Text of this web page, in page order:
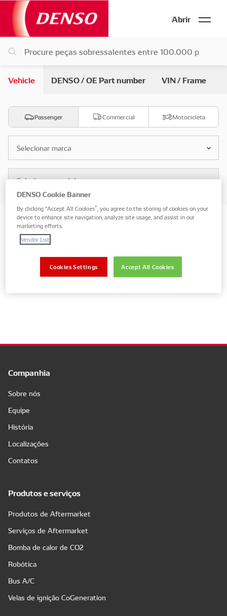
Abrir
Vehicle DENSO / OE Part number VIN / Frame
Passenger Commercial Motocicleta
Selecionar marca
Selecione o modelo
Search by vehicle partes
Mostrar peças apenas para o seu veículo
Companhia
Sobre nós
Equipe
História
Localizações
Contatos
Produtos e serviços
Produtos de Aftermarket
Serviços de Aftermarket
Bomba de calor de CO2
Robótica
Bus A/C
Velas de ignição CoGeneration
DENSO Cookie Banner
By clicking “Accept All Cookies”, you agree to the storing of cookies on your
device to enhance site navigation, analyze site usage, and assist in our
marketing efforts.
Vendor List
Accept All Cookies
Cookies Settings